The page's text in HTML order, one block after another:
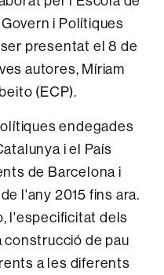
i Polítiques
presentat el 8 de
autores, Míriam
(ECP).
endegades
i el País
de Barcelona i
l'any 2015 fins ara.
l'especificitat dels
de pau
a les diferents